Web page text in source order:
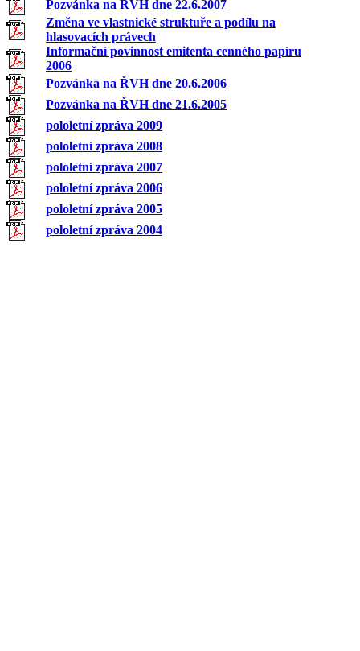
Pozvánka na ŘVH dne 22.6.2007
Změna ve vlastnické struktuře a podílu na
hlasovacích právech
Informační povinnost emitenta cenného papíru
2006
Pozvánka na ŘVH dne 20.6.2006
Pozvánka na ŘVH dne 21.6.2005
pololetní zpráva 2009
pololetní zpráva 2008
pololetní zpráva 2007
pololetní zpráva 2006
pololetní zpráva 2005
pololetní zpráva 2004